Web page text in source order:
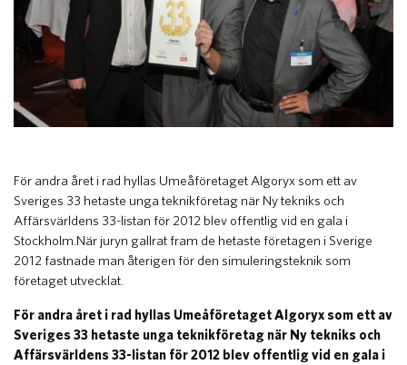
​För andra året i rad hyllas Umeåföretaget Algoryx som ett av
Sveriges 33 hetaste unga teknikföretag när Ny tekniks och
Affärsvärldens 33-listan för 2012 blev offentlig vid en gala i
Stockholm.När juryn gallrat fram de hetaste företagen i Sverige
2012 fastnade man återigen för den simuleringsteknik som
företaget utvecklat.
För andra året i rad hyllas Umeåföretaget Algoryx som ett av
Sveriges 33 hetaste unga teknikföretag när Ny tekniks och
Affärsvärldens 33-listan för 2012 blev offentlig vid en gala i